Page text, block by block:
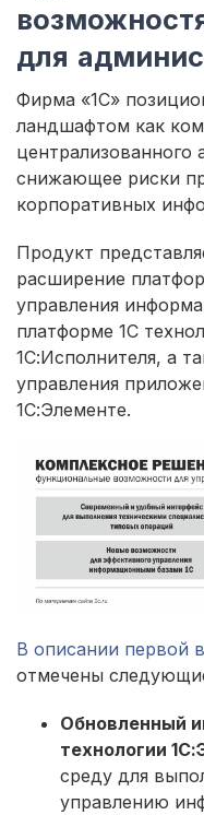
для
Фирма «1С»
ландшафтом как
централизованного
снижающее риски
корпоративных
Продукт
расширение
управления
платформе 1С
1С:Исполнителя, а
управления
1С:Элементе.
В описании первой
отмечены
Обновленный
технологии
среду для
управлению